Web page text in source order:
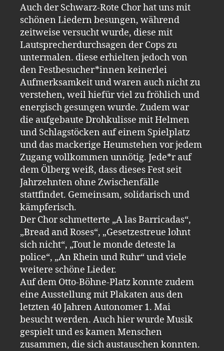
Auch der Schwarz-Rote Chor hat uns mit
schönen Liedern besungen, während
zeitweise versucht wurde, diese mit
Lautsprecherdurchsagen der Cops zu
untermalen. diese erhielten jedoch von
den Festbesucher*innen keinerlei
Aufmerksamkeit und waren auch nicht zu
verstehen, weil hiefür viel zu fröhlich und
energisch gesungen wurde. Zudem war
die aufgebaute Drohkulisse mit Helmen
und Schlagstöcken auf einem Spielplatz
und das mackerige Heumstehen vor jedem
Zugang vollkommen unnötig. Jede*r auf
dem Ölberg weiß, dass dieses Fest seit
Jahrzehnten ohne Zwischenfälle
stattfindet. Gemeinsam, solidarisch und
kämpferisch.
Der Chor schmetterte „A las Barricadas“,
„Bread and Roses“, „Gesetzestreue lohnt
sich nicht“, „Tout le monde deteste la
police“, „An Rhein und Ruhr“ und viele
weitere schöne Lieder.
Auf dem Otto-Böhne-Platz konnte zudem
eine Ausstellung mit Plakaten aus den
letzten 40 Jahren Autonomer 1. Mai
besucht werden. Auch hier wurde Musik
gespielt und es kamen Menschen
zusammen, die sich austauschen konnten.